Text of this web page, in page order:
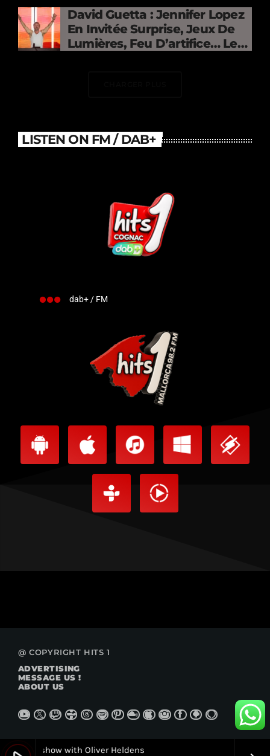
Radioshow with Oliver Heldens
Electrifies The Stade De
France
David Guetta : Jennifer Lopez
En Invitée Surprise, Jeux De
Lumières, Feu D’artifice… Le
LISTEN ON FM / DAB+
dab+ / FM
@ COPYRIGHT HITS 1
ADVERTISING
MESSAGE US !
ABOUT US